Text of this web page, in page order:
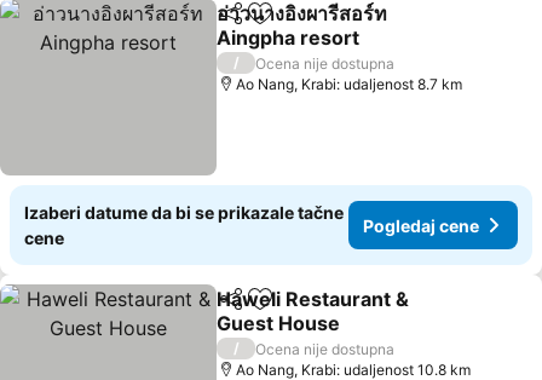
Deli Dodati u favorite
อ่าวนางอิงผารีสอร์ท
Aingpha resort
/
Ocena nije dostupna
Ao Nang, Krabi: udaljenost 8.7 km
Izaberi datume da bi se prikazale tačne
cene
Pogledaj cene
Deli Dodati u favorite
Haweli Restaurant &
Guest House
/
Ocena nije dostupna
Ao Nang, Krabi: udaljenost 10.8 km